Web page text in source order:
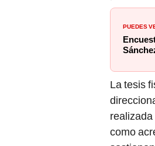
PUEDES
La tesis
como